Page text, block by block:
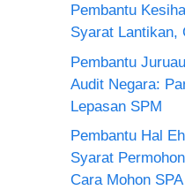
Pembantu
Syarat Lantikan,
Pembantu
Audit Negara:
Lepasan SPM
Pembantu Hal
Syarat
Cara Mohon SPA